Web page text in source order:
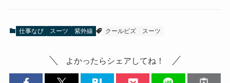
仕事なび スーツ 紫外線 クールビズ スーツ
よかったらシェアしてね！